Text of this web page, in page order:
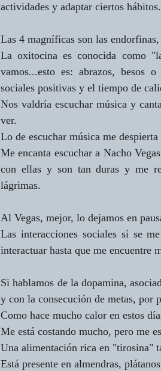
actividades y adaptar ciertos
Las 4 magníficas son las
La oxitocina es conocida como
vamos...esto es: abrazos, besos
sociales positivas y el tiempo de
Nos valdría escuchar música y
ver.
Lo de escuchar música me
Me encanta escuchar a Nacho
con ellas y son tan duras y me
lágrimas.
Al Vegas, mejor, lo dejamos en
Las interacciones sociales sí se
interactuar hasta que me encuentre
Si hablamos de la dopamina,
y con la consecución de metas, por
Como hace mucho calor en estos
Me está costando mucho, pero me
Una alimentación rica en "tirosina"
Está presente en almendras,